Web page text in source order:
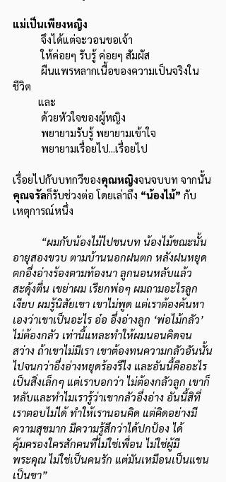
แม่เป็นเพียงหญิง
	จึงได้แต่จะวอนขอเจ้า
	ให้ค่อยๆ รับรู้ ค่อยๆ สัมผัส
ชีวิต
         และ
	ด้วยหัวใจของผู้หญิง
	พยายามรับรู้ พยายามเข้าใจ
	พยายามเรื่อยไป...เรื่อยไป
เรื่อยไปกับบทกวีของคุณหญิงจนจบบท จากนั้น
คุณจรัลก็รับช่วงต่อ โดยเล่าถึง “น้องไม้” กับ
เหตุการณ์หนึ่ง
“ผมกับน้องไม้ไปชนบท น้องไม้ขณะนั้น
อายุสองขวบ ตามบ้านนอกฝนตก หลังฝนหยุด
ตกอึ่งอ่างร้องตามท้องนา ลูกนอนหลับแล้ว
สะดุ้งตื่น เขย่าผม เรียกพ่อๆ ผมถามอะไรลูก
เงียบ ผมรู้นิสัยเขา เขาไม่พูด แต่เราต้องค้นหา
เองว่าเขาเป็นอะไร อ๋อ อึ่งอ่างลูก ‘พ่อไม้กลัว’
ไม่ต้องกลัว เท่านี้แหละทำให้ผมนอนคิดจน
สว่าง ถ้าเขาไม่มีเรา เขาต้องทนความกลัวอันนั้น
ไปจนกว่าอึ่งอ่างหยุดร้องรึไง และอันนี้คืออะไร
เป็นสิ่งเล็กๆ แต่เราบอกว่า ไม่ต้องกลัวลูก เขาก็
หลับและทำไมเรารู้ว่าเขากลัวอึ่งอ่าง อันนี้สิที่
เราตอบไม่ได้ ทำให้เรานอนคิด แต่คิดอย่างมี
ความสุขมาก มีความรู้สึกว่าได้ปกป้อง ได้
คุ้มครองใครสักคนที่ไม่ใช่เพื่อน ไม่ใช่ผู้มี
พระคุณ ไม่ใช่เป็นคนรัก แต่มันเหมือนเป็นแขน
เป็นขา”